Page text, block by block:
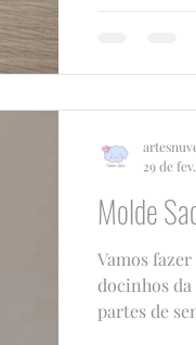
Molde
Vamos
docinhos
partes de
29 de